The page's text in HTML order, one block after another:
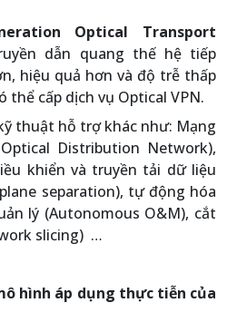
Optical Transport
dẫn quang thế hệ tiếp
hiệu quả hơn và độ trễ thấp
thể cấp dịch vụ Optical VPN.
thuật hỗ trợ khác như: Mạng
Distribution Network),
khiển và truyền tải dữ liệu
separation), tự động hóa
lý (Autonomous O&M), cắt
slicing) …
hình áp dụng thực tiễn của